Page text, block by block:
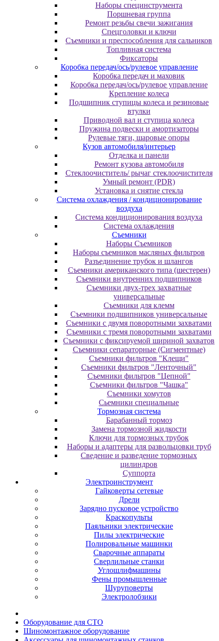
Наборы специнструмента
Поршневая группа
Ремонт резьбы свечи зажигания
Спецголовки и ключи
Съемники и преспособления для сальников
Топливная система
Фиксаторы
Коробка передач/ось/рулевое управление
Коробка передач и маховик
Коробка передач/ось/рулевое управление
Крепление колеса
Подшипник ступицы колеса и резиновые
втулки
Приводной вал и ступица колеса
Пружина подвески и амортизаторы
Рулевые тяги, шаровые опоры
Кузов автомобиля/интерьер
Отделка и панели
Ремонт кузова автомобиля
Стеклоочиститель/ рычаг стеклоочистителя
Умный ремонт (PDR)
Установка и снятие стекла
Система охлаждения / кондиционирование
воздуха
Система кондиционирования воздуха
Система охлаждения
Съемники
Наборы Съемников
Наборы съемников масляных фильтров
Разъединение трубок и шлангов
Съемники американского типа (шестерен)
Съемники внутренних подшипников
Съемники двух-трех захватные
универсальные
Съемники для клемм
Съемники подшипников универсальные
Съемники с двумя поворотными захватами
Съемники с тремя поворотными захватами
Съемники с фиксируемой шириной захватов
Съемники сепараторные (Сигментные)
Съемники фильтров "Клещи"
Съемники фильтров "Ленточный"
Съемники фильтров "Цепной"
Съемники фильтров "Чашка"
Съемники хомутов
Сьемники специальные
Тормозная система
Барабанный тормоз
Замена тормозной жидкости
Ключи для тормозных трубок
Наборы и адаптеры для развольцовки труб
Сведение и разведение тормозных
цилиндров
Суппорта
Электроинструмент
Гайковерты сетевые
Дрели
Зарядно пусковое устройство
Краскопульты
Паяльники электрические
Пилы электрические
Полировальные машинки
Сварочные аппараты
Сверлильные станки
Углошлифмашины
Фены промышленные
Шуруповерты
Электролобзики
Oбopудoвaниe для CTO
Шиномонтажное оборудование